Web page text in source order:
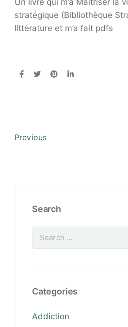
Un livre qui m’a Maîtriser la
stratégique (Bibliothèque
littérature et m’a fait pdfs
Previous
Search
Categories
Addiction